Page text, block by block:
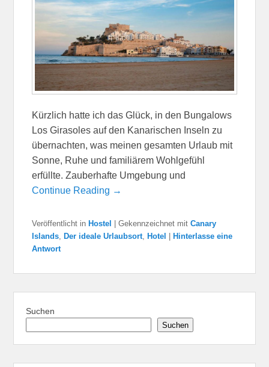
Kürzlich hatte ich das Glück, in den Bungalows
Los Girasoles auf den Kanarischen Inseln zu
übernachten, was meinen gesamten Urlaub mit
Sonne, Ruhe und familiärem Wohlgefühl
erfüllte. Zauberhafte Umgebung und
Continue Reading →
Veröffentlicht in Hostel |Gekennzeichnet mit Canary
Islands, Der ideale Urlaubsort, Hotel
Hinterlasse eine
Antwort
Suchen
Suchen